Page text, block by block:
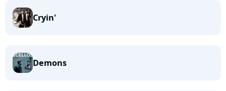
Cryin'
Demons